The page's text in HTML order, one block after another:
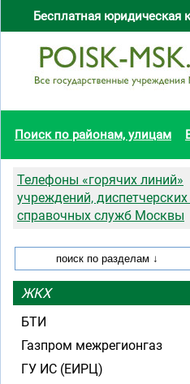
Бесплатная юридическая
Поиск по районам, улицам
Телефоны «горячих линий»
учреждений, диспетчерских
справочных служб Москвы
ЖКХ
БТИ
Газпром межрегионгаз
ГУ ИС (ЕИРЦ)